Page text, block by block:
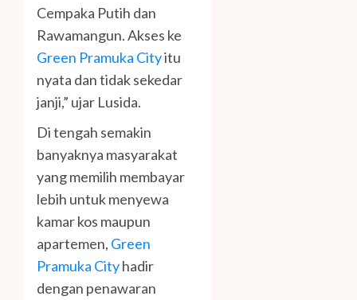
Cempaka Putih dan
Rawamangun. Akses ke
Green Pramuka Cityitu
nyata dan tidak sekedar
janji,” ujar Lusida.
Di tengah semakin
banyaknya masyarakat
yang memilih membayar
lebih untuk menyewa
kamar kos maupun
apartemen, Green
Pramuka Cityhadir
dengan penawaran